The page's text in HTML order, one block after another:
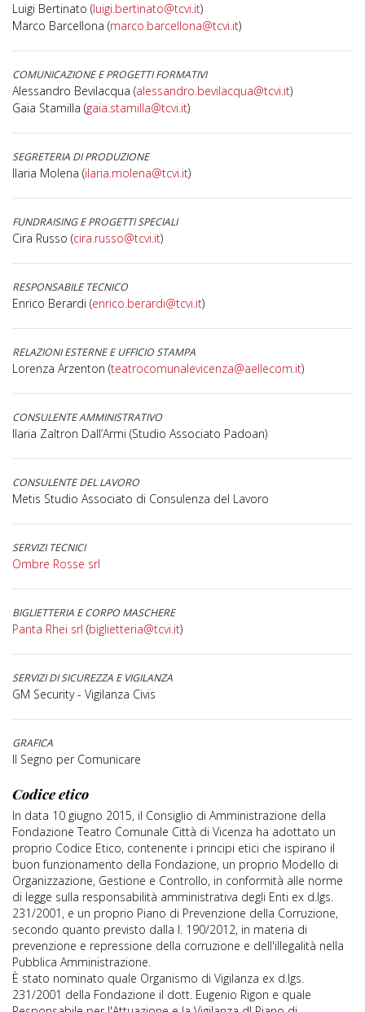
Luigi Bertinato (luigi.bertinato@tcvi.it)
Marco Barcellona (marco.barcellona@tcvi.it)
COMUNICAZIONE E PROGETTI FORMATIVI
Alessandro Bevilacqua (alessandro.bevilacqua@tcvi.it)
Gaia Stamilla (gaia.stamilla@tcvi.it)
SEGRETERIA DI PRODUZIONE
Ilaria Molena (ilaria.molena@tcvi.it)
FUNDRAISING E PROGETTI SPECIALI
Cira Russo (cira.russo@tcvi.it)
RESPONSABILE TECNICO
Enrico Berardi (enrico.berardi@tcvi.it)
RELAZIONI ESTERNE E UFFICIO STAMPA
Lorenza Arzenton (teatrocomunalevicenza@aellecom.it)
CONSULENTE AMMINISTRATIVO
Ilaria Zaltron Dall’Armi (Studio Associato Padoan)
CONSULENTE DEL LAVORO
Metis Studio Associato di Consulenza del Lavoro
SERVIZI TECNICI
Ombre Rosse srl
BIGLIETTERIA E CORPO MASCHERE
Panta Rhei srl (biglietteria@tcvi.it)
SERVIZI DI SICUREZZA E VIGILANZA
GM Security - Vigilanza Civis
GRAFICA
Il Segno per Comunicare
Codice etico
In data 10 giugno 2015, il Consiglio di Amministrazione della
Fondazione Teatro Comunale Città di Vicenza ha adottato un
proprio Codice Etico, contenente i principi etici che ispirano il
buon funzionamento della Fondazione, un proprio Modello di
Organizzazione, Gestione e Controllo, in conformità alle norme
di legge sulla responsabilità amministrativa degli Enti ex d.lgs.
231/2001, e un proprio Piano di Prevenzione della Corruzione,
secondo quanto previsto dalla l. 190/2012, in materia di
prevenzione e repressione della corruzione e dell'illegalità nella
Pubblica Amministrazione.
È stato nominato quale Organismo di Vigilanza ex d.lgs.
231/2001 della Fondazione il dott. Eugenio Rigon e quale